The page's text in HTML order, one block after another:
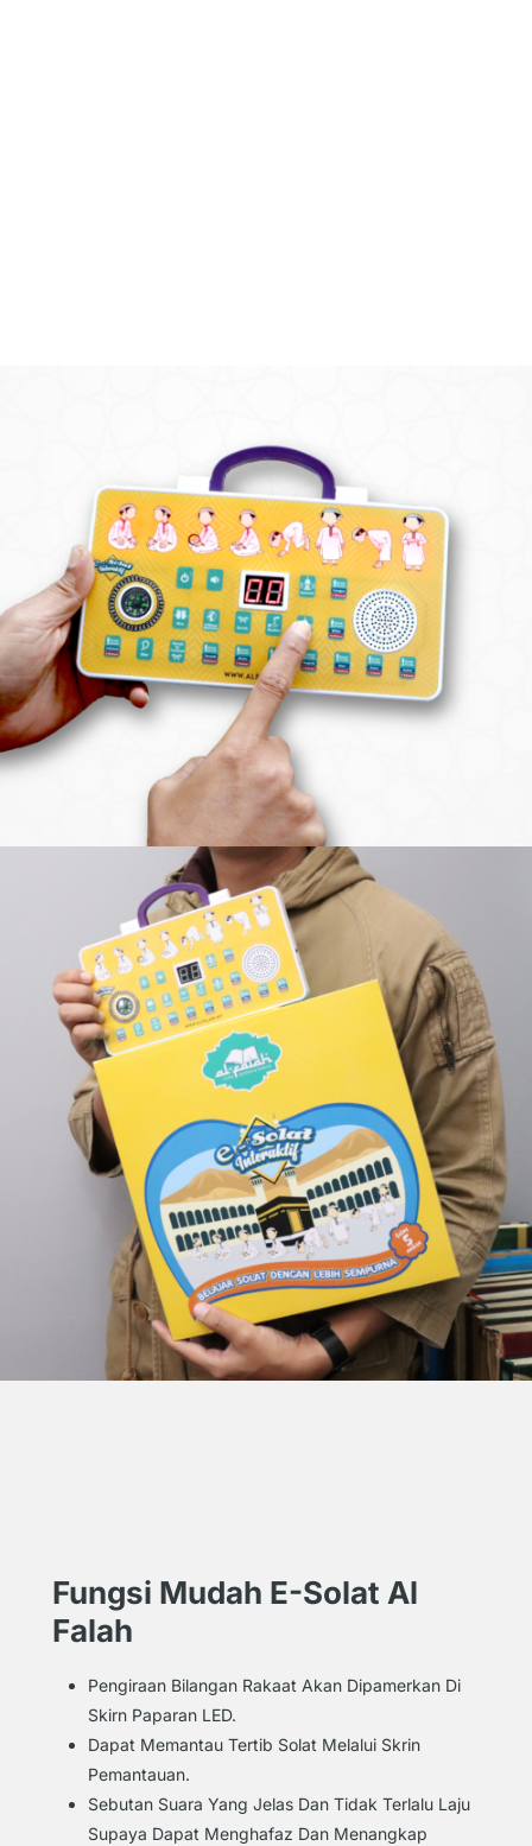
Fungsi Mudah E-Solat Al
Falah
Pengiraan Bilangan Rakaat Akan Dipamerkan Di
Skirn Paparan LED.
Dapat Memantau Tertib Solat Melalui Skrin
Pemantauan.
Sebutan Suara Yang Jelas Dan Tidak Terlalu Laju
Supaya Dapat Menghafaz Dan Menangkap